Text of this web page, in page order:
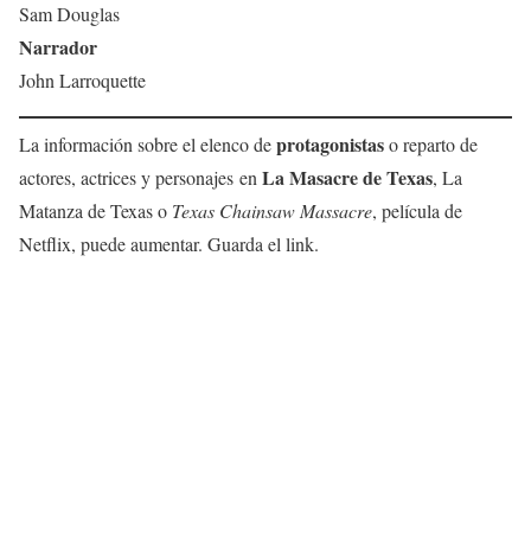
Sam Douglas
Narrador
John Larroquette
La información sobre el elenco deprotagonistaso reparto de
actores, actrices y personajes enLa Masacre de Texas, La
Matanza de Texas o Texas Chainsaw Massacre, película de
Netflix, puede aumentar. Guarda el link.